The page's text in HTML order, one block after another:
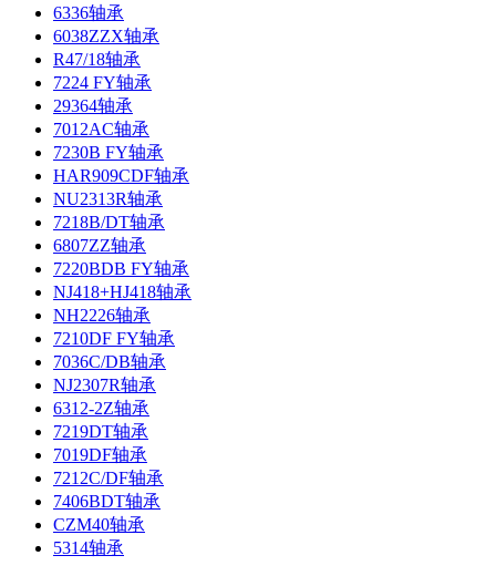
6336轴承
6038ZZX轴承
R47/18轴承
7224 FY轴承
29364轴承
7012AC轴承
7230B FY轴承
HAR909CDF轴承
NU2313R轴承
7218B/DT轴承
6807ZZ轴承
7220BDB FY轴承
NJ418+HJ418轴承
NH2226轴承
7210DF FY轴承
7036C/DB轴承
NJ2307R轴承
6312-2Z轴承
7219DT轴承
7019DF轴承
7212C/DF轴承
7406BDT轴承
CZM40轴承
5314轴承